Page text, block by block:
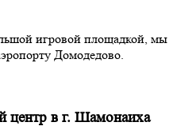
игровой площадкой, мы
Домодедово.
центр в г. Шамонаиха